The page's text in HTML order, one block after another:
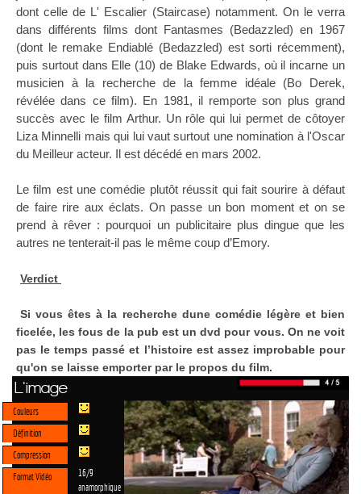
dont celle de L' Escalier (Staircase) notamment. On le verra
dans différents films dont Fantasmes (Bedazzled) en 1967
(dont le remake Endiablé (Bedazzled) est sorti récemment),
puis surtout dans Elle (10) de Blake Edwards, où il incarne un
musicien à la recherche de la femme idéale (Bo Derek,
révélée dans ce film). En 1981, il remporte son plus grand
succès avec le film Arthur. Un rôle qui lui permet de côtoyer
Liza Minnelli mais qui lui vaut surtout une nomination à l'Oscar
du Meilleur acteur. Il est décédé en mars 2002.
Le film est une comédie plutôt réussit qui fait sourire à défaut
de faire rire aux éclats. On passe un bon moment et on se
prend à rêver : pourquoi un publicitaire plus dingue que les
autres ne tenterait-il pas le même coup d’Emory.
Verdict
Si vous êtes à la recherche dune comédie légère et bien
ficelée, les fous de la pub est un dvd pour vous. On ne voit
pas le temps passé et l’histoire est assez improbable pour
qu'on se laisse emporter par le propos du film.
L'image
Couleurs
Définition
Compression
Format Vidéo
16/9
anamorphique